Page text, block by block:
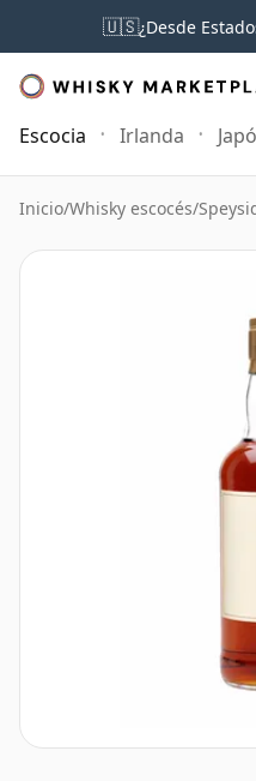
🇺🇸¿Desde
Escocia Irlanda
Inicio/Whisky escocés/